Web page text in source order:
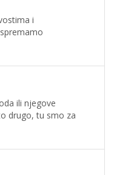
i
ili njegove
drugo, tu smo za